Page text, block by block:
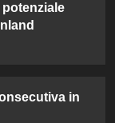
in